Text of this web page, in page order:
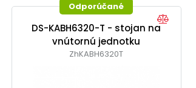
Odporúčané
DS-KABH6320-T - stojan na
vnútornú jednotku
ZhKABH6320T